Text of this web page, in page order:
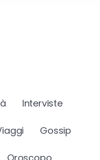
Interviste
Gossip